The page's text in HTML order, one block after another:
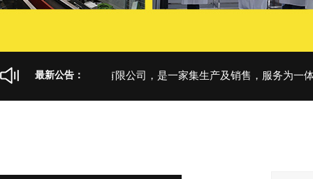
最新公告：
东卫尔盾防护科技有限公司，是一家集生产及销售，服务为一体
当前导航： 首页> 产品展示> 古伊萨爆款系列